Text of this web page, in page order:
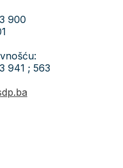
900
941 ; 563